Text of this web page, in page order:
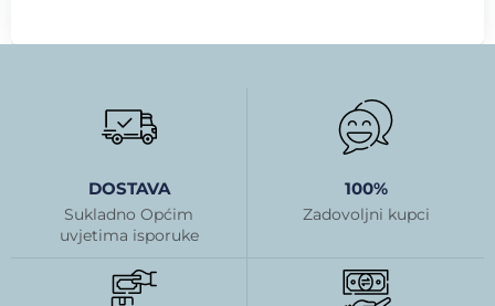
DOSTAVA
Sukladno Općim
uvjetima isporuke
100%
Zadovoljni kupci